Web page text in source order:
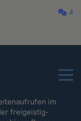
4
Menu
im
freigeistig-